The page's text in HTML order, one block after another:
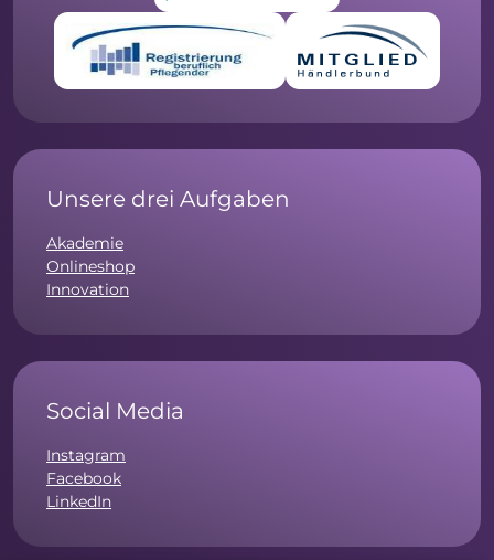
Unsere drei Aufgaben
Akademie
Onlineshop
Innovation
Social Media
Instagram
Facebook
LinkedIn